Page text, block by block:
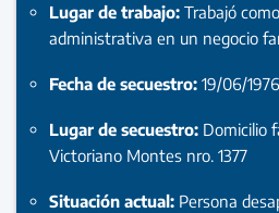
Lugar de trabajo: Trabajó
administrativa en un negocio
Fecha de secuestro: 19/06/1976
Lugar de secuestro: Domicilio
Victoriano Montes nro. 1377
Situación actual: Persona